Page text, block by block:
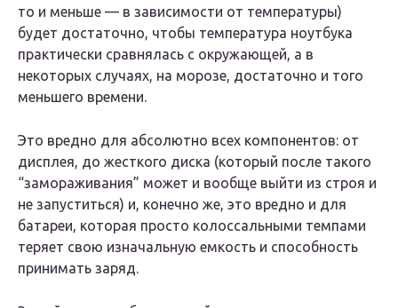
то и меньше — в зависимости от температуры)
будет достаточно, чтобы температура ноутбука
практически сравнялась с окружающей, а в
некоторых случаях, на морозе, достаточно и того
меньшего времени.
Это вредно для абсолютно всех компонентов: от
дисплея, до жесткого диска (который после такого
“замораживания” может и вообще выйти из строя и
не запуститься) и, конечно же, это вредно и для
батареи, которая просто колоссальными темпами
теряет свою изначальную емкость и способность
принимать заряд.